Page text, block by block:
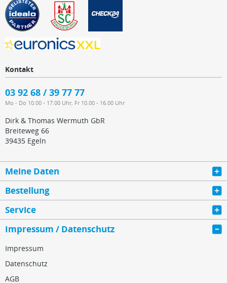
Kontakt
03 92 68 / 39 77 77
Mo - Do 10.00 - 17.00 Uhr, Fr 10.00 - 16.00 Uhr
Dirk & Thomas Wermuth GbR
Breiteweg 66
39435 Egeln
Meine Daten
Bestellung
Service
Impressum / Datenschutz
Impressum
Datenschutz
AGB